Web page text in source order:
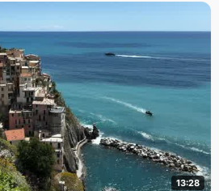
13:28